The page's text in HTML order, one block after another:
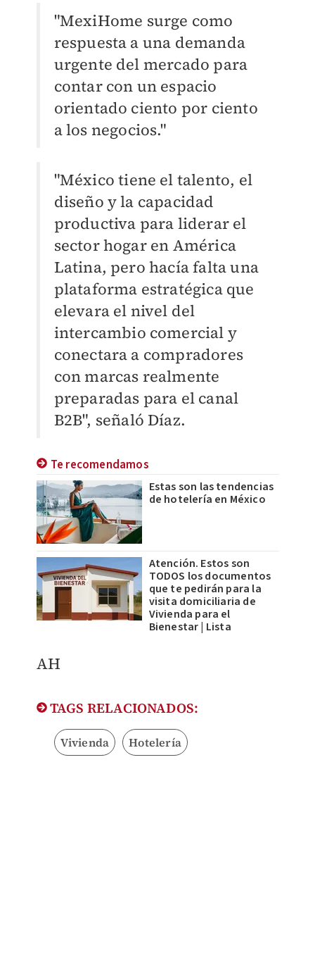
"MexiHome surge como
respuesta a una demanda
urgente del mercado para
contar con un espacio
orientado ciento por ciento
a los negocios."
"México tiene el talento, el
diseño y la capacidad
productiva para liderar el
sector hogar en América
Latina, pero hacía falta una
plataforma estratégica que
elevara el nivel del
intercambio comercial y
conectara a compradores
con marcas realmente
preparadas para el canal
B2B", señaló Díaz.
Te recomendamos
Estas son las tendencias
de hotelería en México
Atención. Estos son
TODOS los documentos
que te pedirán para la
visita domiciliaria de
Vivienda para el
Bienestar | Lista
AH
TAGS RELACIONADOS:
Vivienda Hotelería